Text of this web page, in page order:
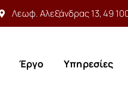
Λεωφ. Αλεξάνδρας 13, 49
Έργο Υπηρεσίες